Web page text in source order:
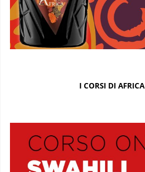
I CORSI DI AFRICA